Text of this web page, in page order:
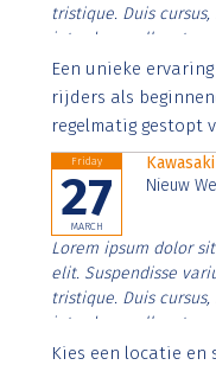
tristique. Duis
interdum nulla, ut
Aenean faucibus
imperdiet. Nunc ut
Een unieke
rijders als
regelmatig gestopt
Friday
27
MARCH
Nieuw
Lorem ipsum dolor
elit. Suspendisse
tristique. Duis
interdum nulla, ut
Aenean faucibus
Kies een locatie